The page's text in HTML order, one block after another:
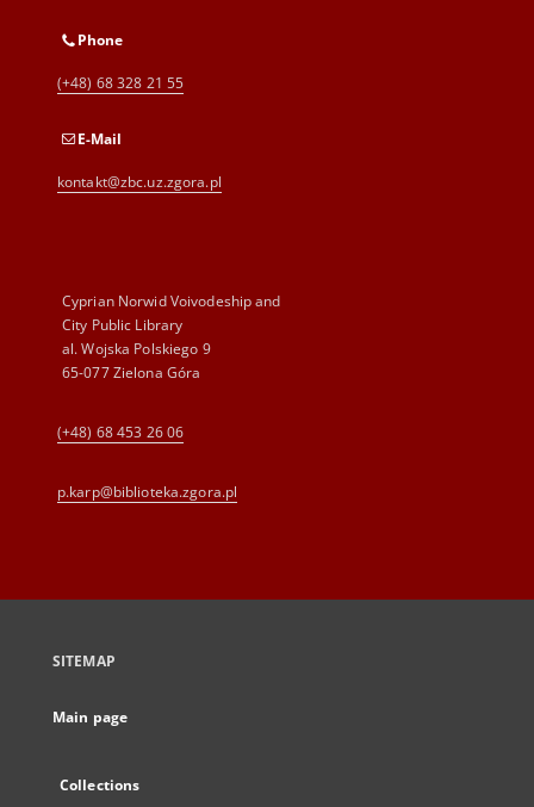
Phone
(+48) 68 328 21 55
E-Mail
kontakt@zbc.uz.zgora.pl
Cyprian Norwid Voivodeship and
City Public Library
al. Wojska Polskiego 9
65-077 Zielona Góra
(+48) 68 453 26 06
p.karp@biblioteka.zgora.pl
SITEMAP
Main page
Collections